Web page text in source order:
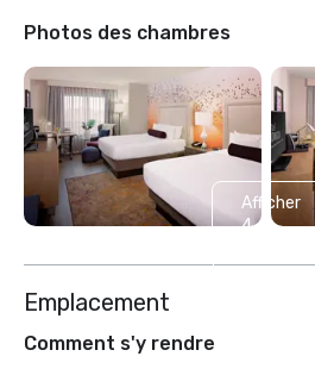
Photos des chambres
Afficher
4
Emplacement
Comment s'y rendre